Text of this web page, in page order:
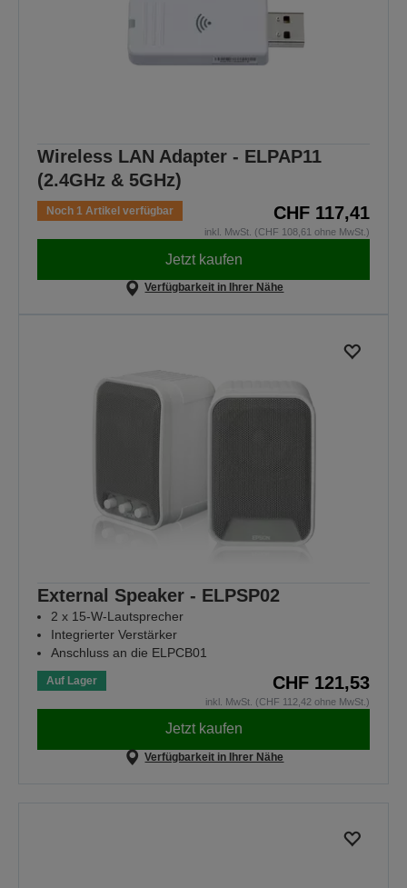
Wireless LAN Adapter - ELPAP11
(2.4GHz & 5GHz)
Noch 1 Artikel verfügbar CHF 117,41
inkl. MwSt. (CHF 108,61 ohne MwSt.)
Jetzt kaufen
Verfügbarkeit in Ihrer Nähe
External Speaker - ELPSP02
2 x 15-W-Lautsprecher
Integrierter Verstärker
Anschluss an die ELPCB01
Auf Lager CHF 121,53
inkl. MwSt. (CHF 112,42 ohne MwSt.)
Jetzt kaufen
Verfügbarkeit in Ihrer Nähe